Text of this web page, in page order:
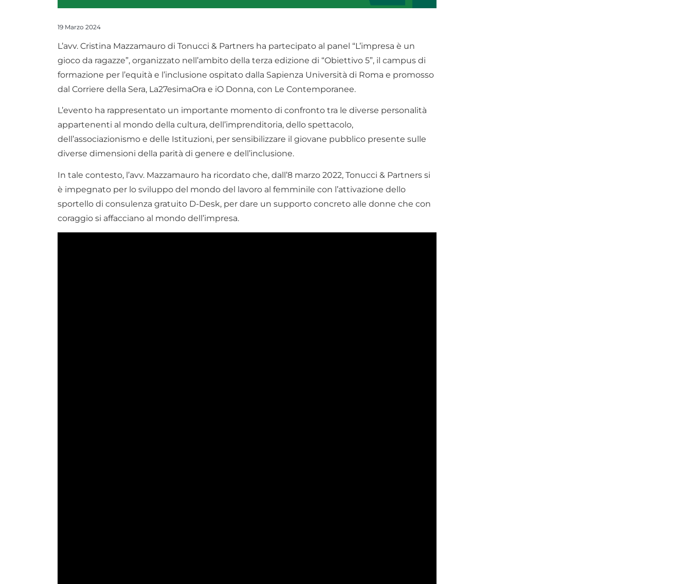
19 Marzo 2024
L’avv. Cristina Mazzamauro di Tonucci & Partners ha partecipato al panel “L’impresa è un
gioco da ragazze”, organizzato nell’ambito della terza edizione di “Obiettivo 5”, il campus di
formazione per l’equità e l’inclusione ospitato dalla Sapienza Università di Roma e promosso
dal Corriere della Sera, La27esimaOra e iO Donna, con Le Contemporanee.
L’evento ha rappresentato un importante momento di confronto tra le diverse personalità
appartenenti al mondo della cultura, dell’imprenditoria, dello spettacolo,
dell’associazionismo e delle Istituzioni, per sensibilizzare il giovane pubblico presente sulle
diverse dimensioni della parità di genere e dell’inclusione.
In tale contesto, l’avv. Mazzamauro ha ricordato che, dall’8 marzo 2022, Tonucci & Partners si
è impegnato per lo sviluppo del mondo del lavoro al femminile con l’attivazione dello
sportello di consulenza gratuito D-Desk, per dare un supporto concreto alle donne che con
coraggio si affacciano al mondo dell’impresa.